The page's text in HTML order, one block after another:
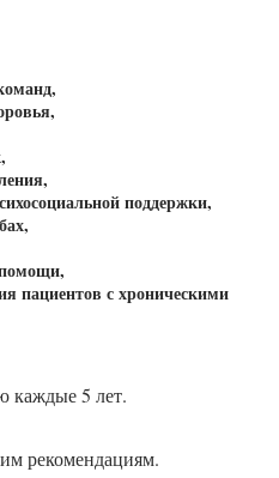
поддержки,
пациентов с хроническими
каждые 5 лет.
рекомендациям.